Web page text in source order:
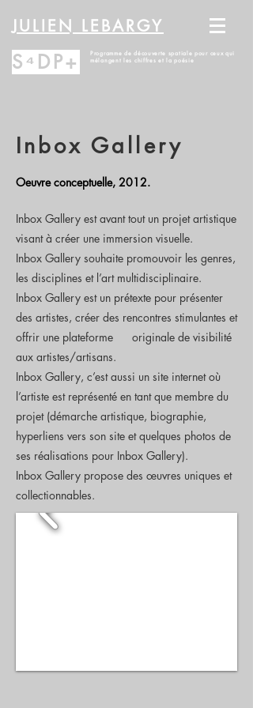
JULIEN LEBARGY
S⁴DP+
Programme de découverte spatiale pour ceux qui
mélangent les chiffres et la poésie
Inbox Gallery
Oeuvre conceptuelle, 2012.
Inbox Gallery est avant tout un projet artistique
visant à créer une immersion visuelle.
Inbox Gallery souhaite promouvoir les genres,
les disciplines et l’art multidisciplinaire.
Inbox Gallery est un prétexte pour présenter
des artistes, créer des rencontres stimulantes et
offrir une plateforme originale de visibilité
aux artistes/artisans.
Inbox Gallery, c’est aussi un site internet où
l’artiste est représenté en tant que membre du
projet (démarche artistique, biographie,
hyperliens vers son site et quelques photos de
ses réalisations pour Inbox Gallery).
Inbox Gallery propose des œuvres uniques et
collectionnables.